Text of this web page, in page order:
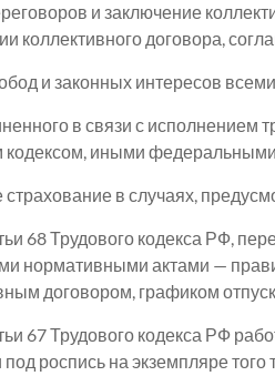
и заключение
коллективного договора,
и законных интересов
в связи с исполнением
иными
страхование в случаях,
68 Трудового кодекса РФ,
нормативными актами —
договором, графиком
67 Трудового кодекса РФ
роспись на экземпляре